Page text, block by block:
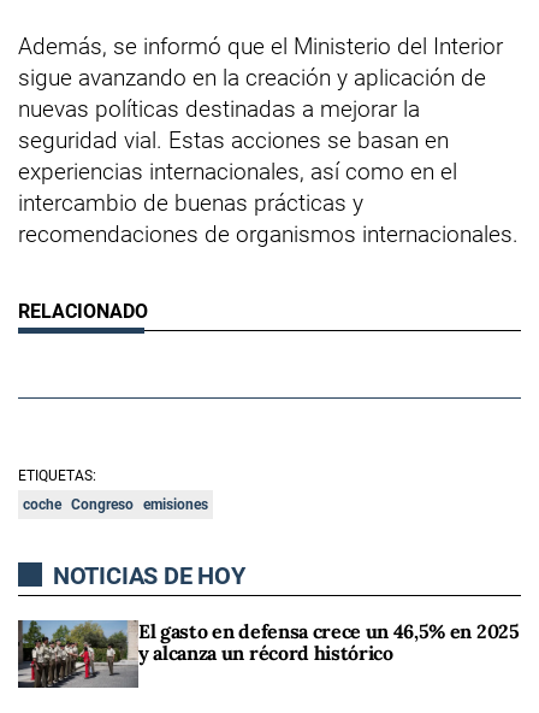
Además, se informó que el Ministerio del Interior
sigue avanzando en la creación y aplicación de
nuevas políticas destinadas a mejorar la
seguridad vial. Estas acciones se basan en
experiencias internacionales, así como en el
intercambio de buenas prácticas y
recomendaciones de organismos internacionales.
ETIQUETAS:
coche Congreso emisiones
NOTICIAS DE HOY
El gasto en defensa crece un 46,5% en 2025
y alcanza un récord histórico